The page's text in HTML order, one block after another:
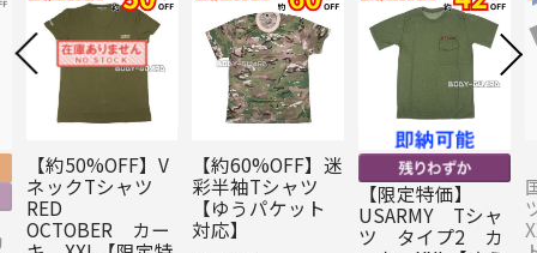
【約50%OFF】V
ネックTシャツ
RED
OCTOBER カー
【約60%OFF】迷
彩半袖Tシャツ
【ゆうパケット
対応】
【限定特価】
USARMY Tシャ
ツ タイプ2 カ